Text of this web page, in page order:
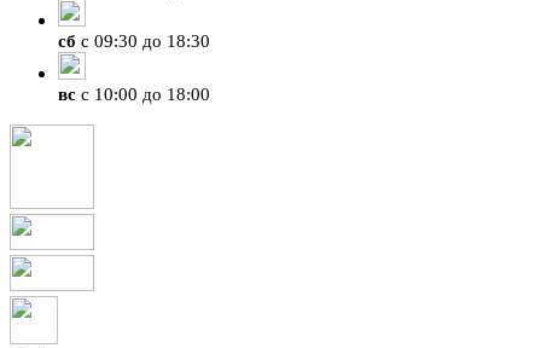
сб с 09:30 до 18:30
вс с 10:00 до 18:00